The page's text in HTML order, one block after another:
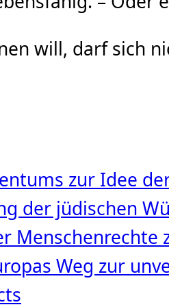
will, darf sich
zur Idee
der jüdischen
Menschenrechte
Weg zur